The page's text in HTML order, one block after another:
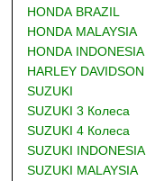
HONDA BRAZIL
HONDA MALAYSIA
HONDA INDONESIA
HARLEY DAVIDSON
SUZUKI
SUZUKI 3 Колеса
SUZUKI 4 Колеса
SUZUKI INDONESIA
SUZUKI MALAYSIA